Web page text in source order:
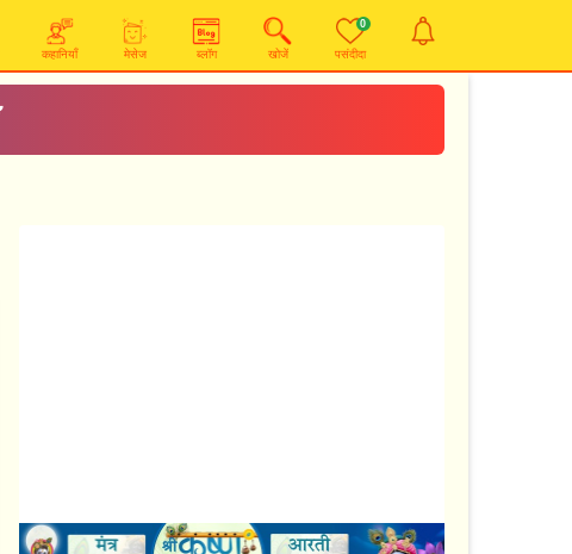
कहानियाँ मेसेज ब्लॉग खोजें
0
पसंदीदा